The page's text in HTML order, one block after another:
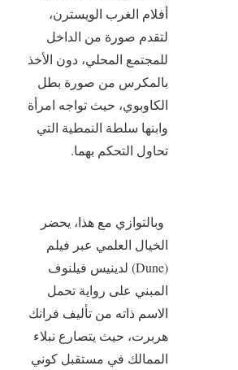
أفلام الغرب الويسترن،
لتقدم صورة من الداخل
للمجتمع المحلي، دون الأخذ
بالمكرس من صورة بطل
الكاوبوي، حيث تواجه امرأة
وابنها سلطة النمطية التي
تحاول التحكم بهما.
وبالتوازي مع هذا، يحضر
الخيال العلمي عبر فيلم
(Dune) لدينيس فيلنوف
المبني على رواية تحمل
الاسم ذاته من تأليف فرانك
هربرت، حيث يتصارع نبلاء
الممالك في مستقبل كوني